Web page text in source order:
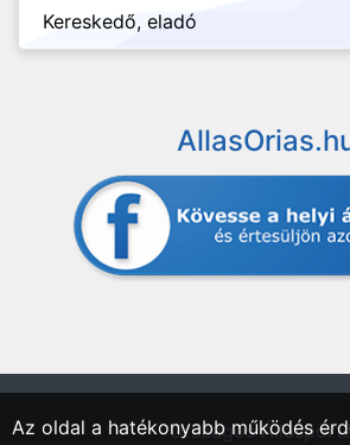
Kereskedő, eladó
"Országos
Az oldal a hatékonyabb működés